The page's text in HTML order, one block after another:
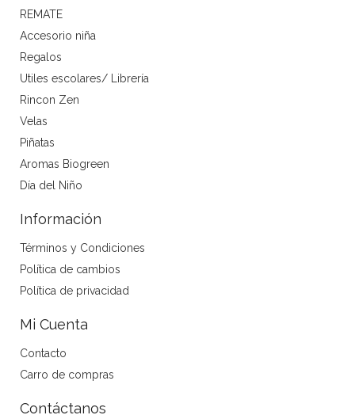
REMATE
Accesorio niña
Regalos
Utiles escolares/ Librería
Rincon Zen
Velas
Piñatas
Aromas Biogreen
Día del Niño
Información
Términos y Condiciones
Política de cambios
Política de privacidad
Mi Cuenta
Contacto
Carro de compras
Contáctanos